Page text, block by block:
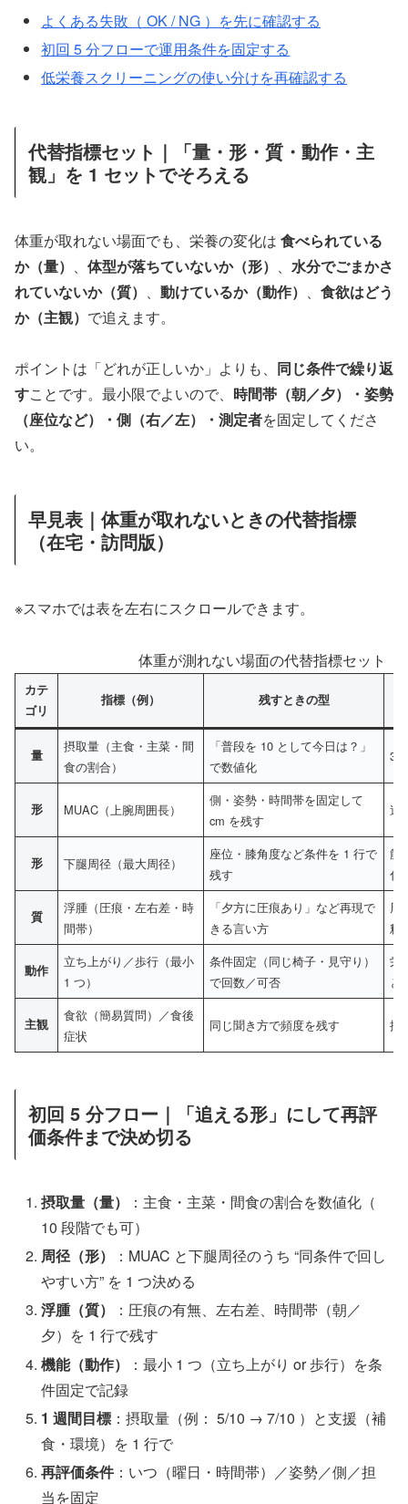
よくある失敗（ OK / NG ）を先に確認する
初回 5 分フローで運用条件を固定する
低栄養スクリーニングの使い分けを再確認する
代替指標セット｜「量・形・質・動作・主
観」を 1 セットでそろえる
体重が取れない場面でも、栄養の変化は 食べられている
か（量） 、 体型が落ちていないか（形） 、 水分でごまかさ
れていないか（質） 、 動けているか（動作） 、 食欲はどう
か（主観） で追えます。
ポイントは「どれが正しいか」よりも、 同じ条件で繰り返
すことです。最小限でよいので、 時間帯（朝／夕）・姿勢
（座位など）・側（右／左）・測定者を固定してくださ
い。
早見表｜体重が取れないときの代替指標
（在宅・訪問版）
※スマホでは表を左右にスクロールできます。
体重が測れない場面の代替指標セット（
カテ
ゴリ
指標（例） 残すときの型
量
摂取量（主食・主菜・間
食の割合）
「普段を 10 として今日は？」
で数値化
3
形 MUAC（上腕周囲長）
側・姿勢・時間帯を固定して
cm を残す
週
形 下腿周径（最大周径）
座位・膝角度など条件を 1 行で
残す
筋
化
質
浮腫（圧痕・左右差・時
間帯）
「夕方に圧痕あり」など再現で
きる言い方
周
釈
動作
立ち上がり／歩行（最小
1 つ）
条件固定（同じ椅子・見守り）
で回数／可否
栄
と
主観
食欲（簡易質問）／食後
症状
同じ聞き方で頻度を残す 摂
初回 5 分フロー｜「追える形」にして再評
価条件まで決め切る
摂取量（量）
：主食・主菜・間食の割合を数値化（
10 段階でも可）
周径（形）
：MUAC と下腿周径のうち “同条件で回し
やすい方” を 1 つ決める
浮腫（質）
：圧痕の有無、左右差、時間帯（朝／
夕）を 1 行で残す
機能（動作）
：最小 1 つ（立ち上がり or 歩行）を条
件固定で記録
1 週間目標 ：摂取量（例： 5/10 → 7/10 ）と支援（補
食・環境）を 1 行で
再評価条件：いつ（曜日・時間帯）／姿勢／側／担
当を固定